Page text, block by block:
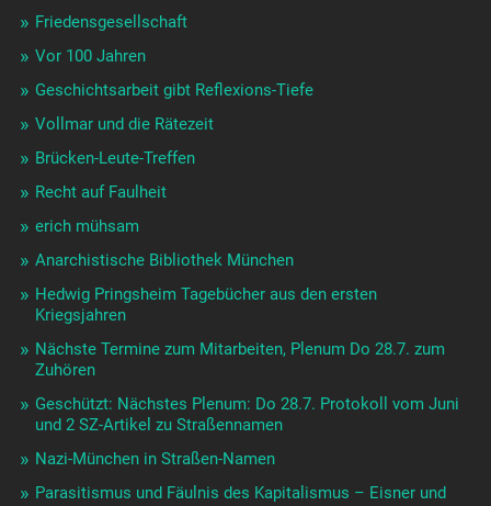
Friedensgesellschaft
Vor 100 Jahren
Geschichtsarbeit gibt Reflexions-Tiefe
Vollmar und die Rätezeit
Brücken-Leute-Treffen
Recht auf Faulheit
erich mühsam
Anarchistische Bibliothek München
Hedwig Pringsheim Tagebücher aus den ersten
Kriegsjahren
Nächste Termine zum Mitarbeiten, Plenum Do 28.7. zum
Zuhören
Geschützt: Nächstes Plenum: Do 28.7. Protokoll vom Juni
und 2 SZ-Artikel zu Straßennamen
Nazi-München in Straßen-Namen
Parasitismus und Fäulnis des Kapitalismus – Eisner und